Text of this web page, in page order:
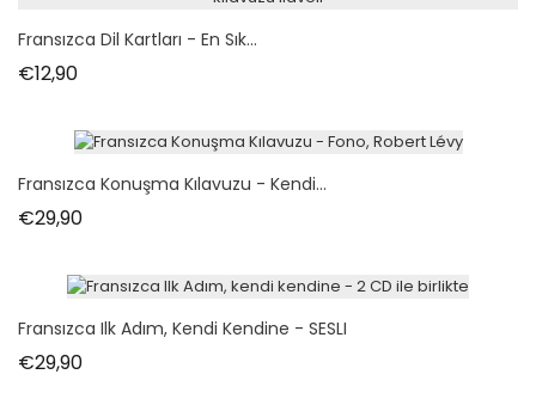
Fransızca Dil Kartları - En Sık...
€12,90Fiyat
Fransızca Konuşma Kılavuzu - Kendi...
€29,90Fiyat
Fransızca Ilk Adım, Kendi Kendine - SESLI
€29,90Fiyat